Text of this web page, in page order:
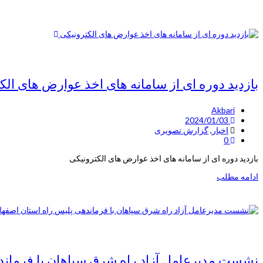
بازدید دوره ای از سامانه های اخذ عوارض های
Akbari
اخبار ,گزارش تصویری
بازدید دوره ای از سامانه های اخذ عوارض های الکترونیکی
ادامه مطلب
نشست مدیرعامل آزاد راه شرق سپاهان با